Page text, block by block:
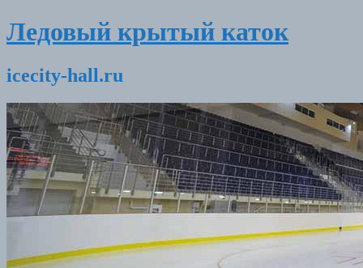
Ледовый крытый каток
icecity-hall.ru